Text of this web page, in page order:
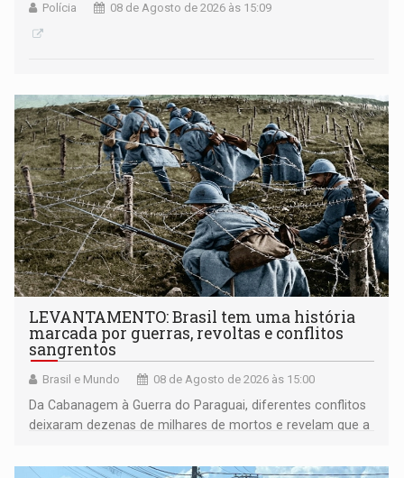
Polícia 08 de Agosto de 2026 às 15:09
LEVANTAMENTO: Brasil tem uma história
marcada por guerras, revoltas e conflitos
sangrentos
Brasil e Mundo 08 de Agosto de 2026 às 15:00
Da Cabanagem à Guerra do Paraguai, diferentes conflitos
deixaram dezenas de milhares de mortos e revelam que a
territoriais e sociais